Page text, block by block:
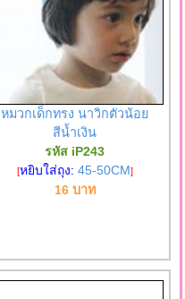
หมวกเด็กทรง นาวิกตัวน้อย
สีน้ำเงิน
รหัส iP243
[หยิบใส่ถุง: 45-50CM]
16 บาท